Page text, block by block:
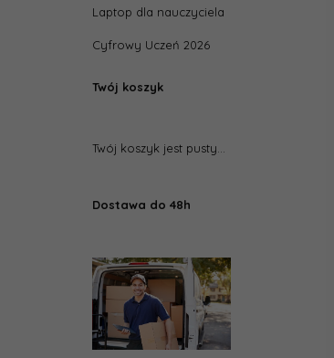
Laptop dla nauczyciela
Cyfrowy Uczeń 2026
Twój koszyk
Twój koszyk jest pusty...
Dostawa do 48h